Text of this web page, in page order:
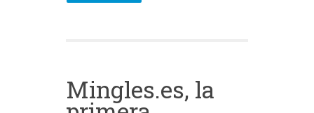
Mingles.es, la